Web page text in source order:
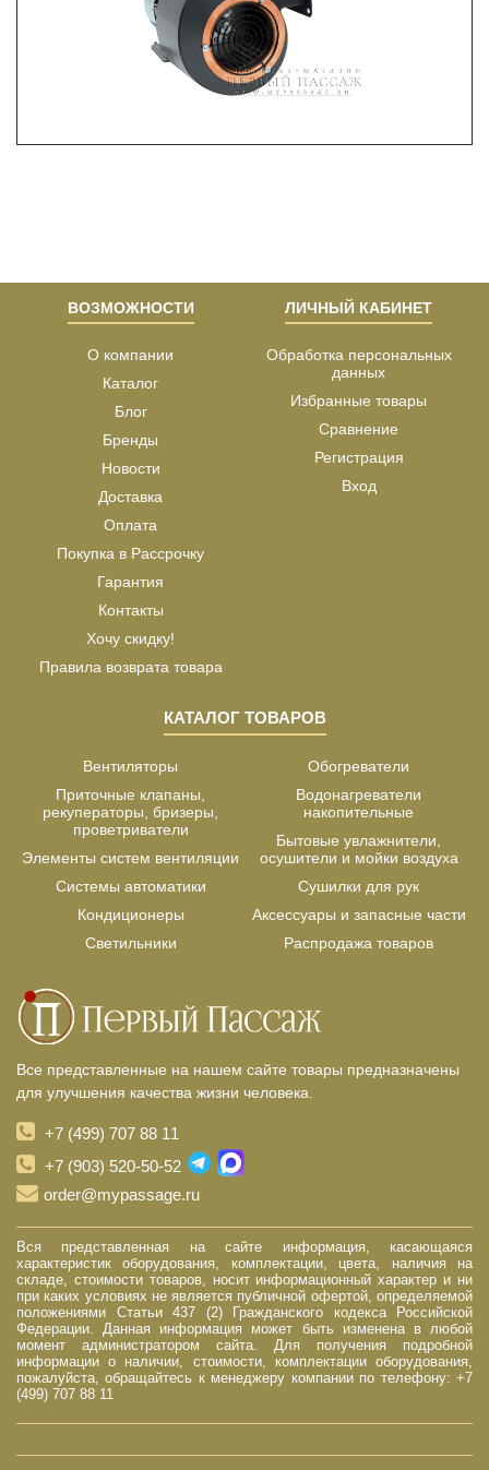
ВОЗМОЖНОСТИ
О компании
Каталог
Блог
Бренды
Новости
Доставка
Оплата
Покупка в Рассрочку
Гарантия
Контакты
Хочу скидку!
Правила возврата товара
ЛИЧНЫЙ КАБИНЕТ
Обработка персональных
данных
Избранные товары
Сравнение
Регистрация
Вход
КАТАЛОГ ТОВАРОВ
Вентиляторы
Приточные клапаны,
рекуператоры, бризеры,
проветриватели
Элементы систем вентиляции
Системы автоматики
Кондиционеры
Светильники
Обогреватели
Водонагреватели
накопительные
Бытовые увлажнители,
осушители и мойки воздуха
Сушилки для рук
Аксессуары и запасные части
Распродажа товаров
Все представленные на нашем сайте товары предназначены
для улучшения качества жизни человека.
+7 (499) 707 88 11
+7 (903) 520-50-52
order@mypassage.ru
Вся представленная на сайте информация, касающаяся
характеристик оборудования, комплектации, цвета, наличия на
складе, стоимости товаров, носит информационный характер и ни
при каких условиях не является публичной офертой, определяемой
положениями Статьи 437 (2) Гражданского кодекса Российской
Федерации. Данная информация может быть изменена в любой
момент администратором сайта. Для получения подробной
информации о наличии, стоимости, комплектации оборудования,
пожалуйста, обращайтесь к менеджеру компании по телефону: +7
(499) 707 88 11